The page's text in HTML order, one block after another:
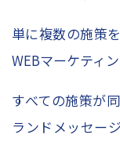
単に複数の施策
WEBマーケティ
すべての施策が
ランドメッセー